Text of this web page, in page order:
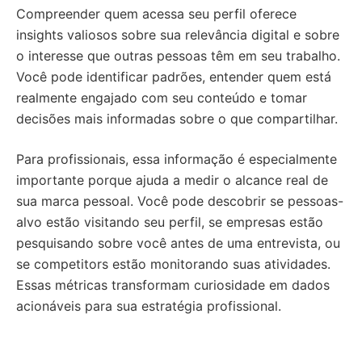
Compreender quem acessa seu perfil oferece
insights valiosos sobre sua relevância digital e sobre
o interesse que outras pessoas têm em seu trabalho.
Você pode identificar padrões, entender quem está
realmente engajado com seu conteúdo e tomar
decisões mais informadas sobre o que compartilhar.
Para profissionais, essa informação é especialmente
importante porque ajuda a medir o alcance real de
sua marca pessoal. Você pode descobrir se pessoas-
alvo estão visitando seu perfil, se empresas estão
pesquisando sobre você antes de uma entrevista, ou
se competitors estão monitorando suas atividades.
Essas métricas transformam curiosidade em dados
acionáveis para sua estratégia profissional.